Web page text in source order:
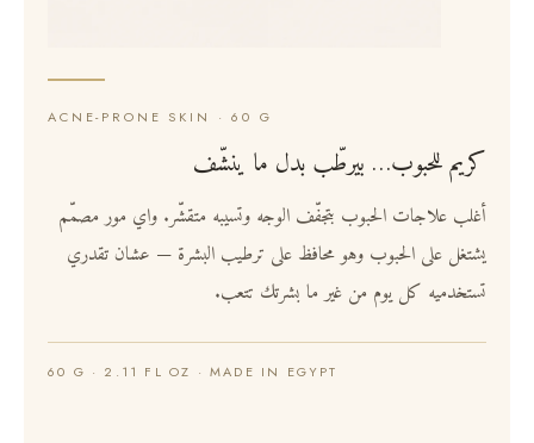
ACNE-PRONE SKIN · 60 G
كريم للحبوب… بيرطّب بدل ما ينشّف
أغلب علاجات الحبوب بتجفّف الوجه وتسيبه متقشّر. واي مور مصمّم
يشتغل على الحبوب وهو محافظ على ترطيب البشرة — عشان تقدري
تستخدميه كل يوم من غير ما بشرتك تتعب.
60 G · 2.11 FL OZ · MADE IN EGYPT